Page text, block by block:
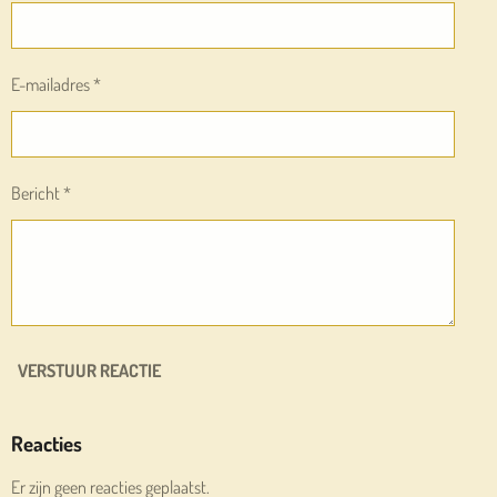
E-mailadres *
Bericht *
VERSTUUR REACTIE
Reacties
Er zijn geen reacties geplaatst.